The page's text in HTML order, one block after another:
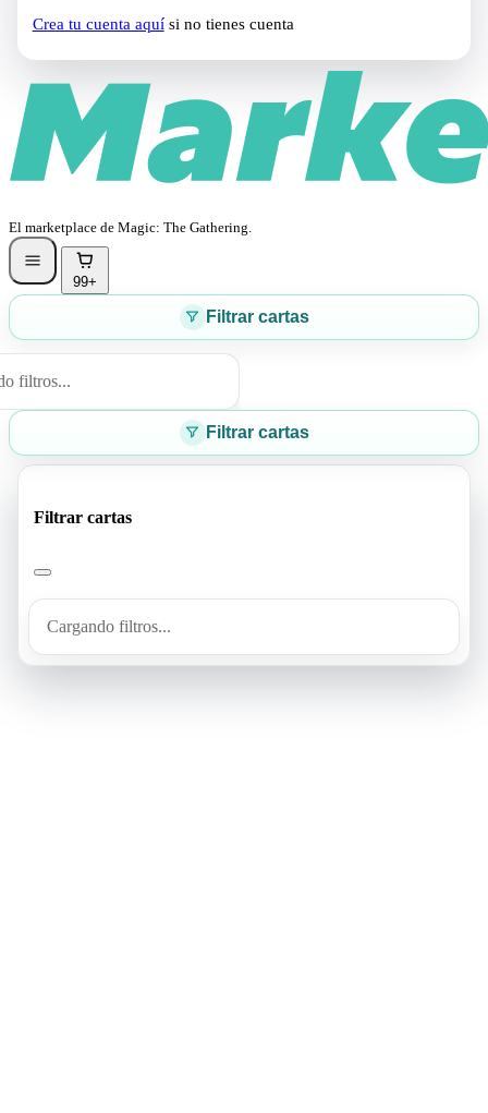
Crea tu cuenta aquísi no tienes cuenta
El marketplace de Magic: The Gathering.
99+
Filtrar cartas
filtros...
Filtrar cartas
Filtrar cartas
Cargando filtros...